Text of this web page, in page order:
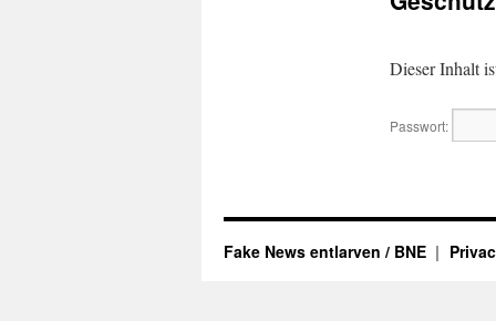
Dieser Inhalt
Passwort:
Fake News entlarven / BNE